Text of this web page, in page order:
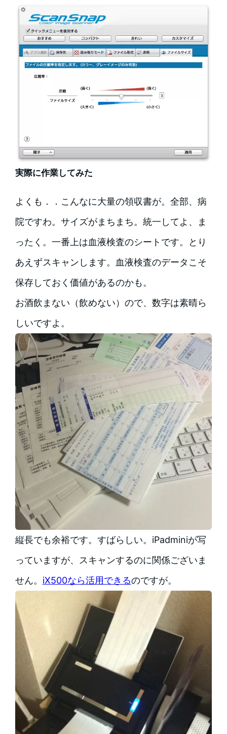
実際に作業してみた
よくも．．こんなに大量の領収書が。全部、病
院ですわ。サイズがまちまち。統一してよ、ま
ったく。一番上は血液検査のシートです。とり
あえずスキャンします。血液検査のデータこそ
保存しておく価値があるのかも。
お酒飲まない（飲めない）ので、数字は素晴ら
しいですよ。
縦長でも余裕です。すばらしい。iPadminiが写
っていますが、スキャンするのに関係ございま
せん。 iX500なら活用できるのですが。